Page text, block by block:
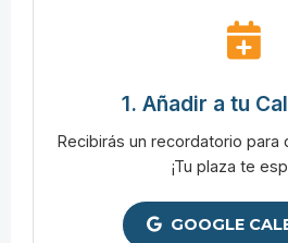
1. Añadir a tu
Recibirás un recordatorio para
¡Tu plaza te
GOOGLE